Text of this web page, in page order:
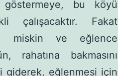
göstermeye, bu köyü
çalı­şacaktır. Fakat
miskin ve eğlence
rahatına bakma­sını
giderek, eğlen­mesi için